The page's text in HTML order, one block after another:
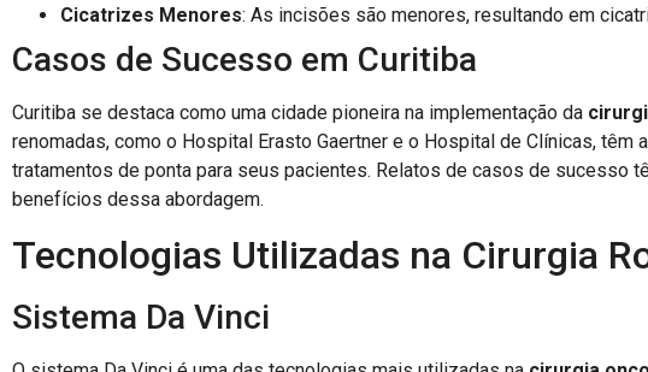
Cicatrizes Menores: As incisões são menores, resultando em
Casos de Sucesso em Curitiba
Curitiba se destaca como uma cidade pioneira na implementação da
renomadas, como o Hospital Erasto Gaertner e o Hospital de Clínicas,
tratamentos de ponta para seus pacientes. Relatos de casos de sucesso
benefícios dessa abordagem.
Tecnologias Utilizadas na Cirurgia
Sistema Da Vinci